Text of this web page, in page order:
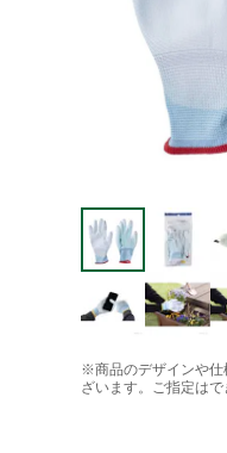
※商品のデザインや仕
ざいます。ご指定はで